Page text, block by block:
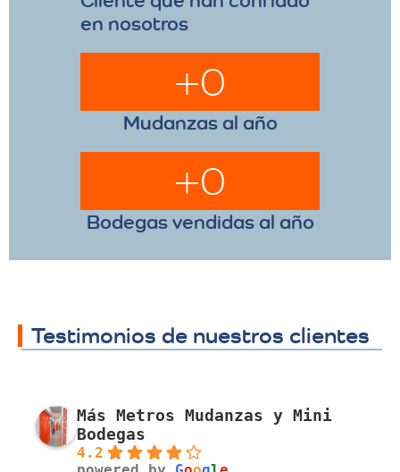
en nosotros
Mudanzas al año
+0
Bodegas vendidas al año
+0
Testimonios de nuestros clientes
Más Metros Mudanzas y Mini
Bodegas
4.2